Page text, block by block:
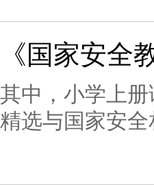
强大合力，为
体国家安全观
蒙琳。大理州
摄宣讲员们以“
《国家安
其中，小学上
精选与国家安